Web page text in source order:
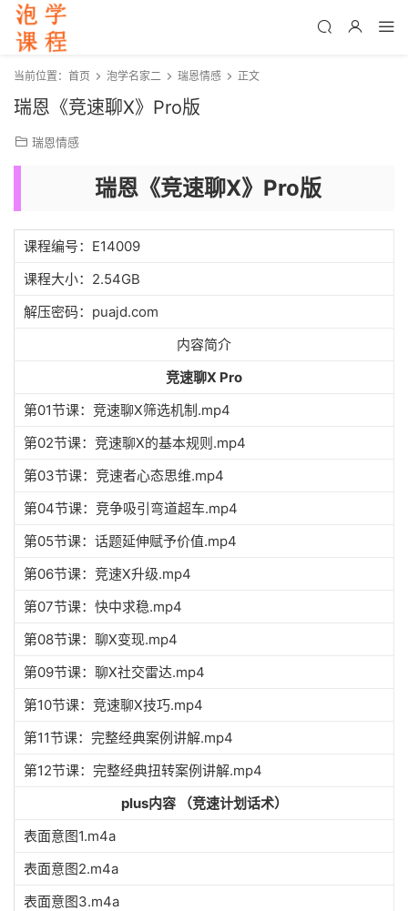
当前位置： 首页 泡学名家二 瑞恩情感 正文
瑞恩《竞速聊X》Pro版
瑞恩情感
瑞恩《竞速聊X》Pro版
课程编号：E14009
课程大小：2.54GB
解压密码：puajd.com
内容简介
竞速聊X Pro
第01节课：竞速聊X筛选机制.mp4
第02节课：竞速聊X的基本规则.mp4
第03节课：竞速者心态思维.mp4
第04节课：竞争吸引弯道超车.mp4
第05节课：话题延伸赋予价值.mp4
第06节课：竞速X升级.mp4
第07节课：快中求稳.mp4
第08节课：聊X变现.mp4
第09节课：聊X社交雷达.mp4
第10节课：竞速聊X技巧.mp4
第11节课：完整经典案例讲解.mp4
第12节课：完整经典扭转案例讲解.mp4
plus内容 （竞速计划话术）
表面意图1.m4a
表面意图2.m4a
表面意图3.m4a